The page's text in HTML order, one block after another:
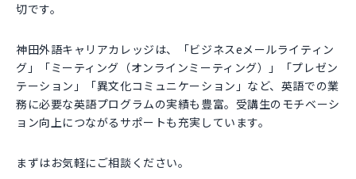
切です。
神田外語キャリアカレッジは、「ビジネスeメールライティン
グ」「ミーティング（オンラインミーティング）」「プレゼン
テーション」「異文化コミュニケーション」など、英語での業
務に必要な英語プログラムの実績も豊富。受講生のモチベーシ
ョン向上につながるサポートも充実しています。
まずはお気軽にご相談ください。